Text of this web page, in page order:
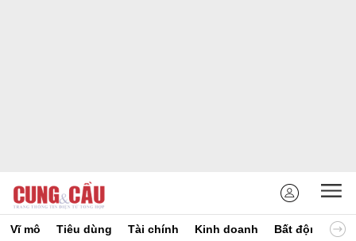
Vĩ mô Tiêu dùng Tài chính Kinh doanh Bất động sản